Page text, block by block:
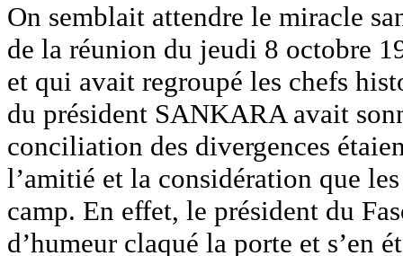
On semblait attendre le miracle
de la réunion du jeudi 8 octobre
et qui avait regroupé les chefs
du président SANKARA avait
conciliation des divergences
l’amitié et la considération que
camp. En effet, le président du
d’humeur claqué la porte et s’en